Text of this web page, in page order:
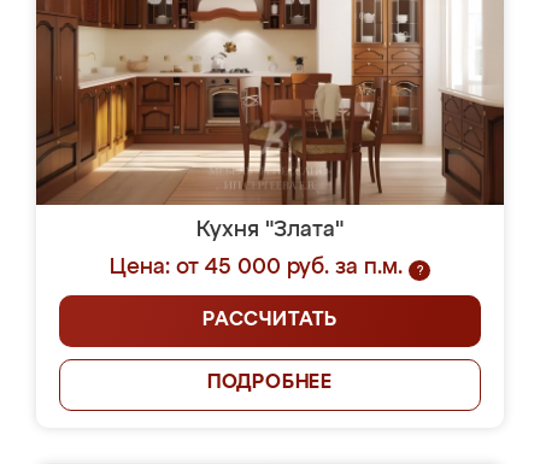
Кухня "Злата"
Цена: от 45 000 руб. за п.м.
?
РАССЧИТАТЬ
ПОДРОБНЕЕ